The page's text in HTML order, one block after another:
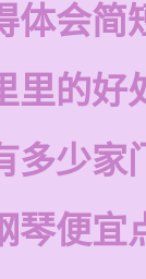
体会简
里的好
多少家
琴便宜